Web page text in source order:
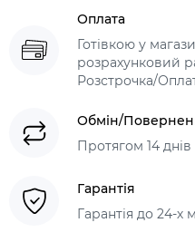
Оплата
Готівкою у
розрахунковий
Розстрочка/
Обмін/
Протягом 14 днів
Гарантія
Гарантія до 24-х